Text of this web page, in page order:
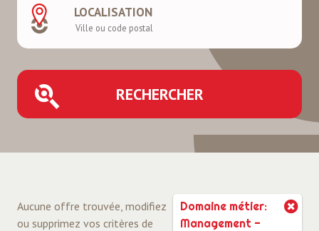
LOCALISATION
RECHERCHER
Aucune offre trouvée, modifiez
ou supprimez vos critères de
Domaine métier:
Management -